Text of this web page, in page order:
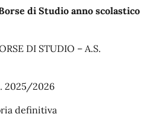
di Studio anno scolastico
DI STUDIO – A.S.
2025/2026
definitiva